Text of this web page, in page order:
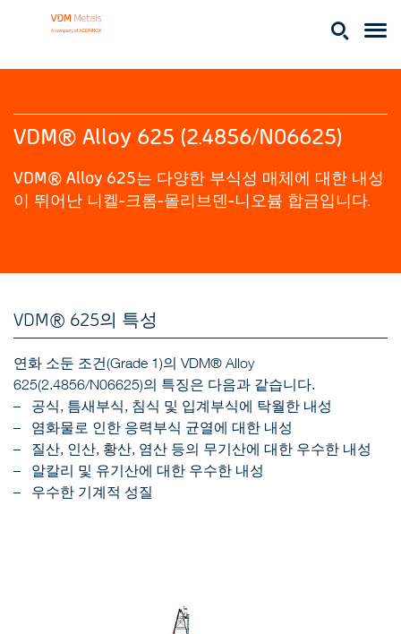
VDM® Alloy 625 (2.4856/N06625)
VDM® Alloy 625는 다양한 부식성 매체에 대한 내성
이 뛰어난 니켈-크롬-몰리브덴-니오븀 합금입니다.
VDM® 625의 특성
연화 소둔 조건(Grade 1)의 VDM® Alloy
625(2.4856/N06625)의 특징은 다음과 같습니다.
공식, 틈새부식, 침식 및 입계부식에 탁월한 내성
염화물로 인한 응력부식 균열에 대한 내성
질산, 인산, 황산, 염산 등의 무기산에 대한 우수한 내성
알칼리 및 유기산에 대한 우수한 내성
우수한 기계적 성질